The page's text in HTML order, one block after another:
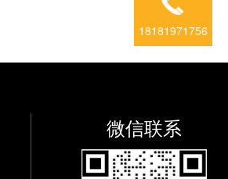
微信联系
18181971756